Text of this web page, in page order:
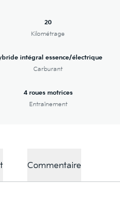
20
Kilométrage
intégral essence/électrique
Carburant
4 roues motrices
Entraînement
Commentaire